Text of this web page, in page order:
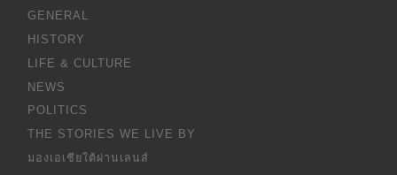
GENERAL
HISTORY
LIFE & CULTURE
NEWS
POLITICS
THE STORIES WE LIVE BY
มองเอเชียใต้ผ่านเลนส์